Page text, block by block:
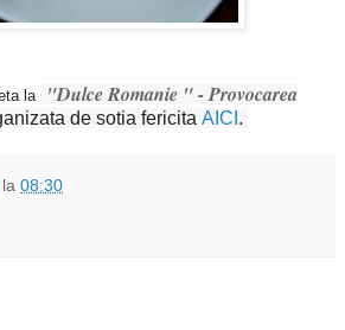
la
"Dulce Romanie " - Provocarea
de sotia fericita AICI .
la 08:30